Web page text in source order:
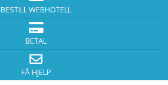
BESTILL WEBHOTELL
BETAL
FÅ HJELP